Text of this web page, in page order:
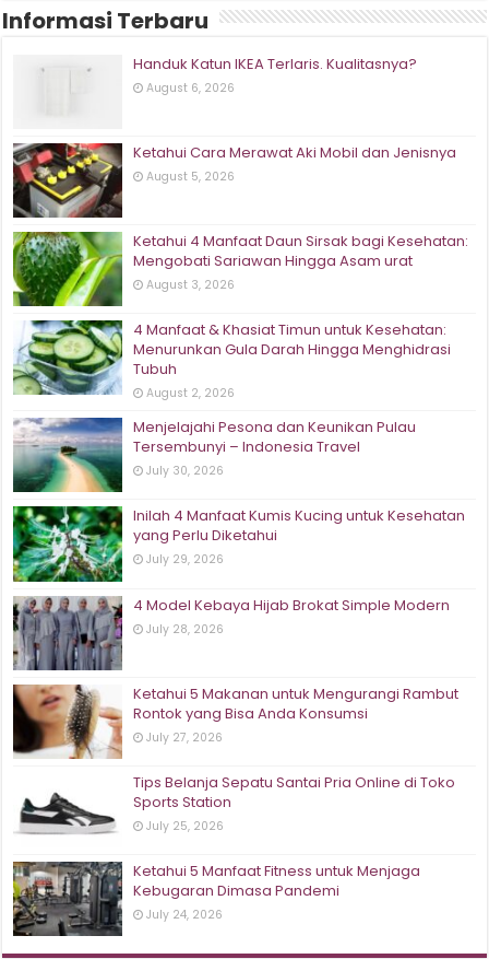
Informasi Terbaru
Handuk Katun IKEA Terlaris. Kualitasnya?
August 6, 2026
Ketahui Cara Merawat Aki Mobil dan Jenisnya
August 5, 2026
Ketahui 4 Manfaat Daun Sirsak bagi Kesehatan:
Mengobati Sariawan Hingga Asam urat
August 3, 2026
4 Manfaat & Khasiat Timun untuk Kesehatan:
Menurunkan Gula Darah Hingga Menghidrasi
Tubuh
August 2, 2026
Menjelajahi Pesona dan Keunikan Pulau
Tersembunyi – Indonesia Travel
July 30, 2026
Inilah 4 Manfaat Kumis Kucing untuk Kesehatan
yang Perlu Diketahui
July 29, 2026
4 Model Kebaya Hijab Brokat Simple Modern
July 28, 2026
Ketahui 5 Makanan untuk Mengurangi Rambut
Rontok yang Bisa Anda Konsumsi
July 27, 2026
Tips Belanja Sepatu Santai Pria Online di Toko
Sports Station
July 25, 2026
Ketahui 5 Manfaat Fitness untuk Menjaga
Kebugaran Dimasa Pandemi
July 24, 2026